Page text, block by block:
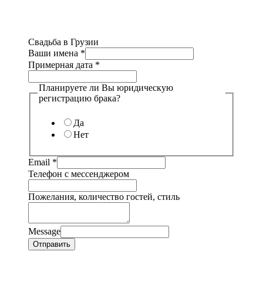
Свадьба в Грузии
Ваши имена *
Примерная дата *
Планируете ли Вы юридическую
регистрацию брака?
Да
Нет
Email *
Телефон с мессенджером
Пожелания, количество гостей, стиль
Message
Отправить